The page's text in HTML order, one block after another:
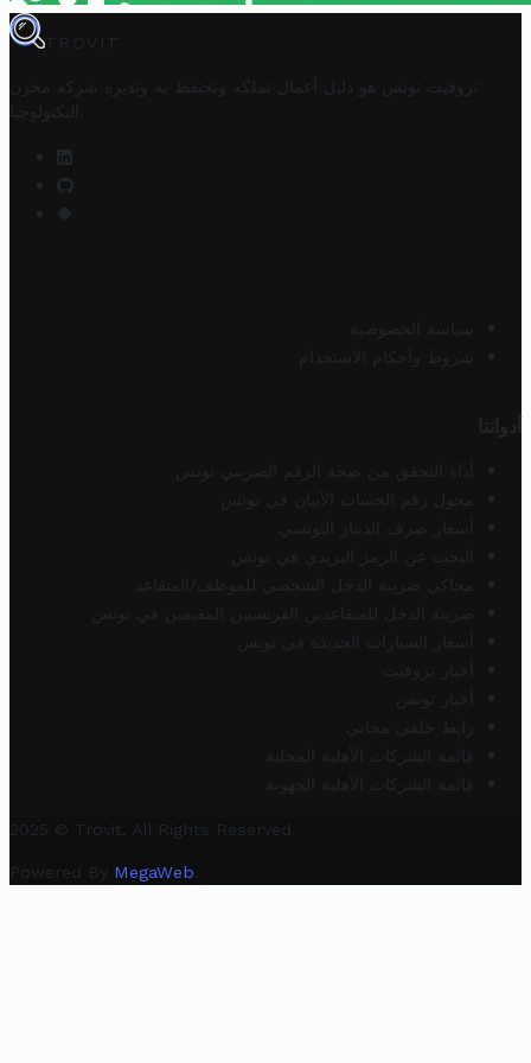
TROVIT
تروفيت تونس هو دليل أعمال تملكه وتحتفظ به وتديره
شركة مخزن
التكنولوجيا
سياسة الخصوصية
شروط وأحكام الاستخدام
أدواتنا
أداة التحقق من صحة الرقم الضريبي تونس
محول رقم الحساب الآيبان في تونس
أسعار صرف الدينار التونسي
البحث عن الرمز البريدي في تونس
محاكي ضريبة الدخل الشخصي للموظف/المتقاعد
ضريبة الدخل للمتقاعدين الفرنسيين المقيمين في تونس
أسعار السيارات الجديدة في تونس
أخبار تروفيت
أخبار تونس
رابط خلفي مجاني
قائمة الشركات الأهلية المحلية
قائمة الشركات الأهلية الجهوية
2025 © Trovit. All Rights Reserved.
Powered By MegaWeb